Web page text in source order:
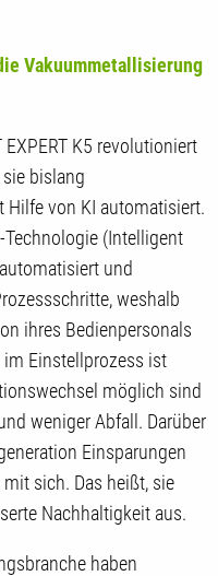
Vakuummetallisierung
EXPERT K5 revolutioniert
bislang
von KI automatisiert.
(Intelligent
und
weshalb
ihres Bedienpersonals
im Einstellprozess ist
möglich sind
weniger Abfall. Darüber
Einsparungen
sich. Das heißt, sie
Nachhaltigkeit aus.
haben